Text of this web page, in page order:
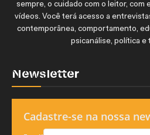
sempre, o cuidado com o leitor, com
vídeos. Você terá acesso a
contemporânea, comportamento,
psicanálise, política e
Newsletter
Cadastre-se na nossa